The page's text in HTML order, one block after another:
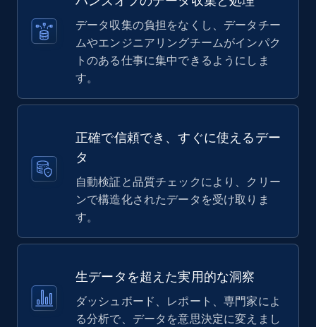
データ収集の負担をなくし、データチー
ムやエンジニアリングチームがインパク
トのある仕事に集中できるようにしま
す。
正確で信頼でき、すぐに使えるデー
タ
自動検証と品質チェックにより、クリー
ンで構造化されたデータを受け取りま
す。
生データを超えた実用的な洞察
ダッシュボード、レポート、専門家によ
る分析で、データを意思決定に変えまし